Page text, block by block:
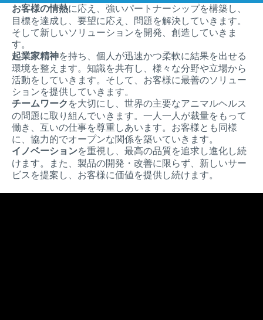
2023年
2022年
2021年
2020年
2019年
2018年
2017年
お客様の情熱に応え、強いパートナーシップを構築し、
目標を達成し、要望に応え、問題を解決していきます。
そして新しいソリューションを開発、創造していきま
す。
起業家精神を持ち、個人が迅速かつ柔軟に結果を出せる
環境を整えます。知識を共有し、様々な分野や立場から
活動をしていきます。そして、お客様に最善のソリュー
ションを提供していきます。
チームワーク を大切にし、世界の主要なアニマルヘルス
の問題に取り組んでいきます。一人一人が裁量をもって
働き、互いの仕事を尊重しあいます。お客様とも同様
に、協力的でオープンな関係を築いていきます。
イノベーションを重視し、最高の品質を追求し進化し続
けます。また、製品の開発・改善に限らず、新しいサー
ビスを提案し、お客様に価値を提供し続けます。